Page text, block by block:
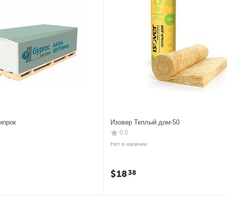
Изовер Теплый дом-50
0.0
Нет в наличии
$1838